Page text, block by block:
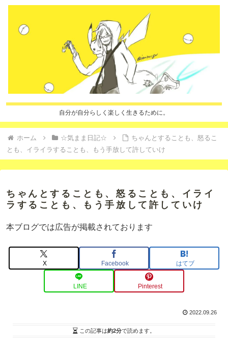
自分が自分らしく楽しく生きるために。
ホーム ☆気まま日記☆
ちゃんとすることも、怒るこ
とも、イライラすることも、もう手放して許していけ
ちゃんとすることも、怒ることも、イライ
ラすることも、もう手放して許していけ
本ブログでは広告が掲載されております
X Facebook はてブ
LINE Pinterest
2022.09.26
この記事は約2分で読めます。